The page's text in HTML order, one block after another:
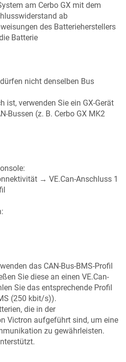
am Cerbo GX mit dem
ab
des Batterieherstellers
Batterie
nicht denselben Bus
ist, verwenden Sie ein GX-Gerät
Bussen (z. B. Cerbo GX MK2
→ VE.Can-Anschluss 1
das CAN-Bus-BMS-Profil
Sie diese an einen VE.Can-
Sie das entsprechende Profil
(250 kbit/s)).
die in der
Victron aufgeführt sind, um eine
zu gewährleisten.